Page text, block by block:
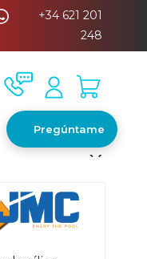
+34 621 201
248
Pregúntame